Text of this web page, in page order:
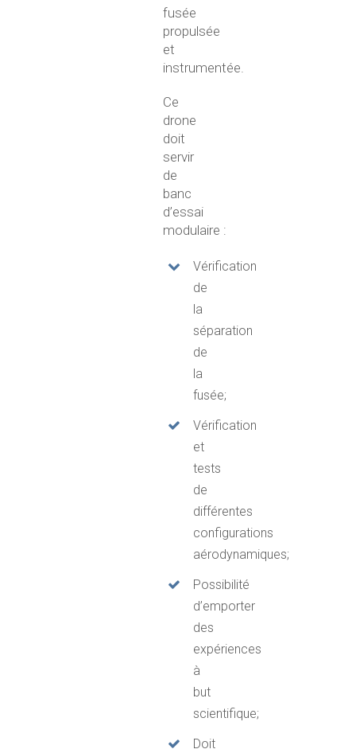
fusée
propulsée
et
instrumentée.
Ce
drone
doit
servir
de
banc
d’essai
modulaire :
Vérification
de
la
séparation
de
la
fusée;
Vérification
et
tests
de
différentes
configurations
aérodynamiques;
Possibilité
d’emporter
des
expériences
à
but
scientifique;
Doit